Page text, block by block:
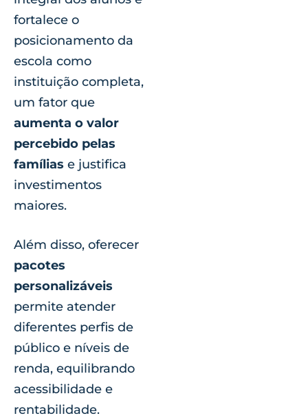
fortalece o
posicionamento da
escola como
instituição completa,
um fator que
aumenta o valor
percebido pelas
famílias e justifica
investimentos
maiores.
Além disso, oferecer
pacotes
personalizáveis
permite atender
diferentes perfis de
público e níveis de
renda, equilibrando
acessibilidade e
rentabilidade.